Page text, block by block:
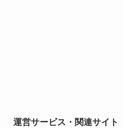
運営サービス・関連サイト